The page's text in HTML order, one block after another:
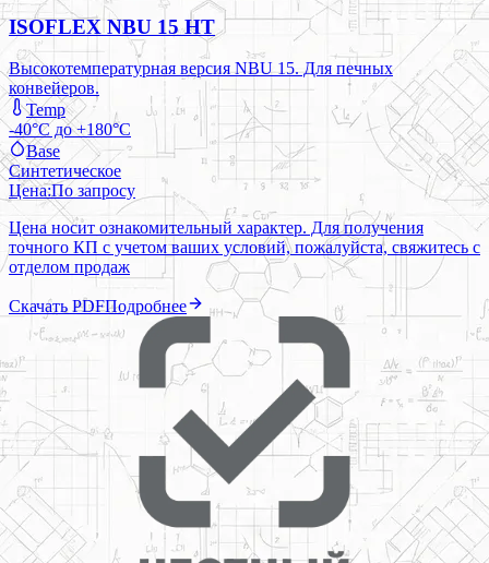
ISOFLEX NBU 15 HT
Высокотемпературная версия NBU 15. Для печных
конвейеров.
Temp
-40°C до +180°C
Base
Синтетическое
Цена:По запросу
Цена носит ознакомительный характер. Для получения
точного КП с учетом ваших условий, пожалуйста, свяжитесь с
отделом продаж
Скачать PDFПодробнее